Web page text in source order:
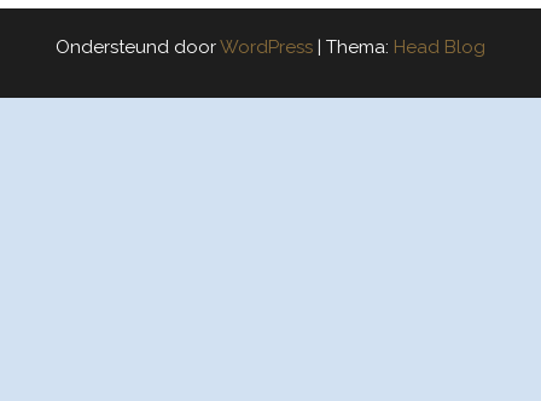
Ondersteund doorWordPress | Thema: Head Blog